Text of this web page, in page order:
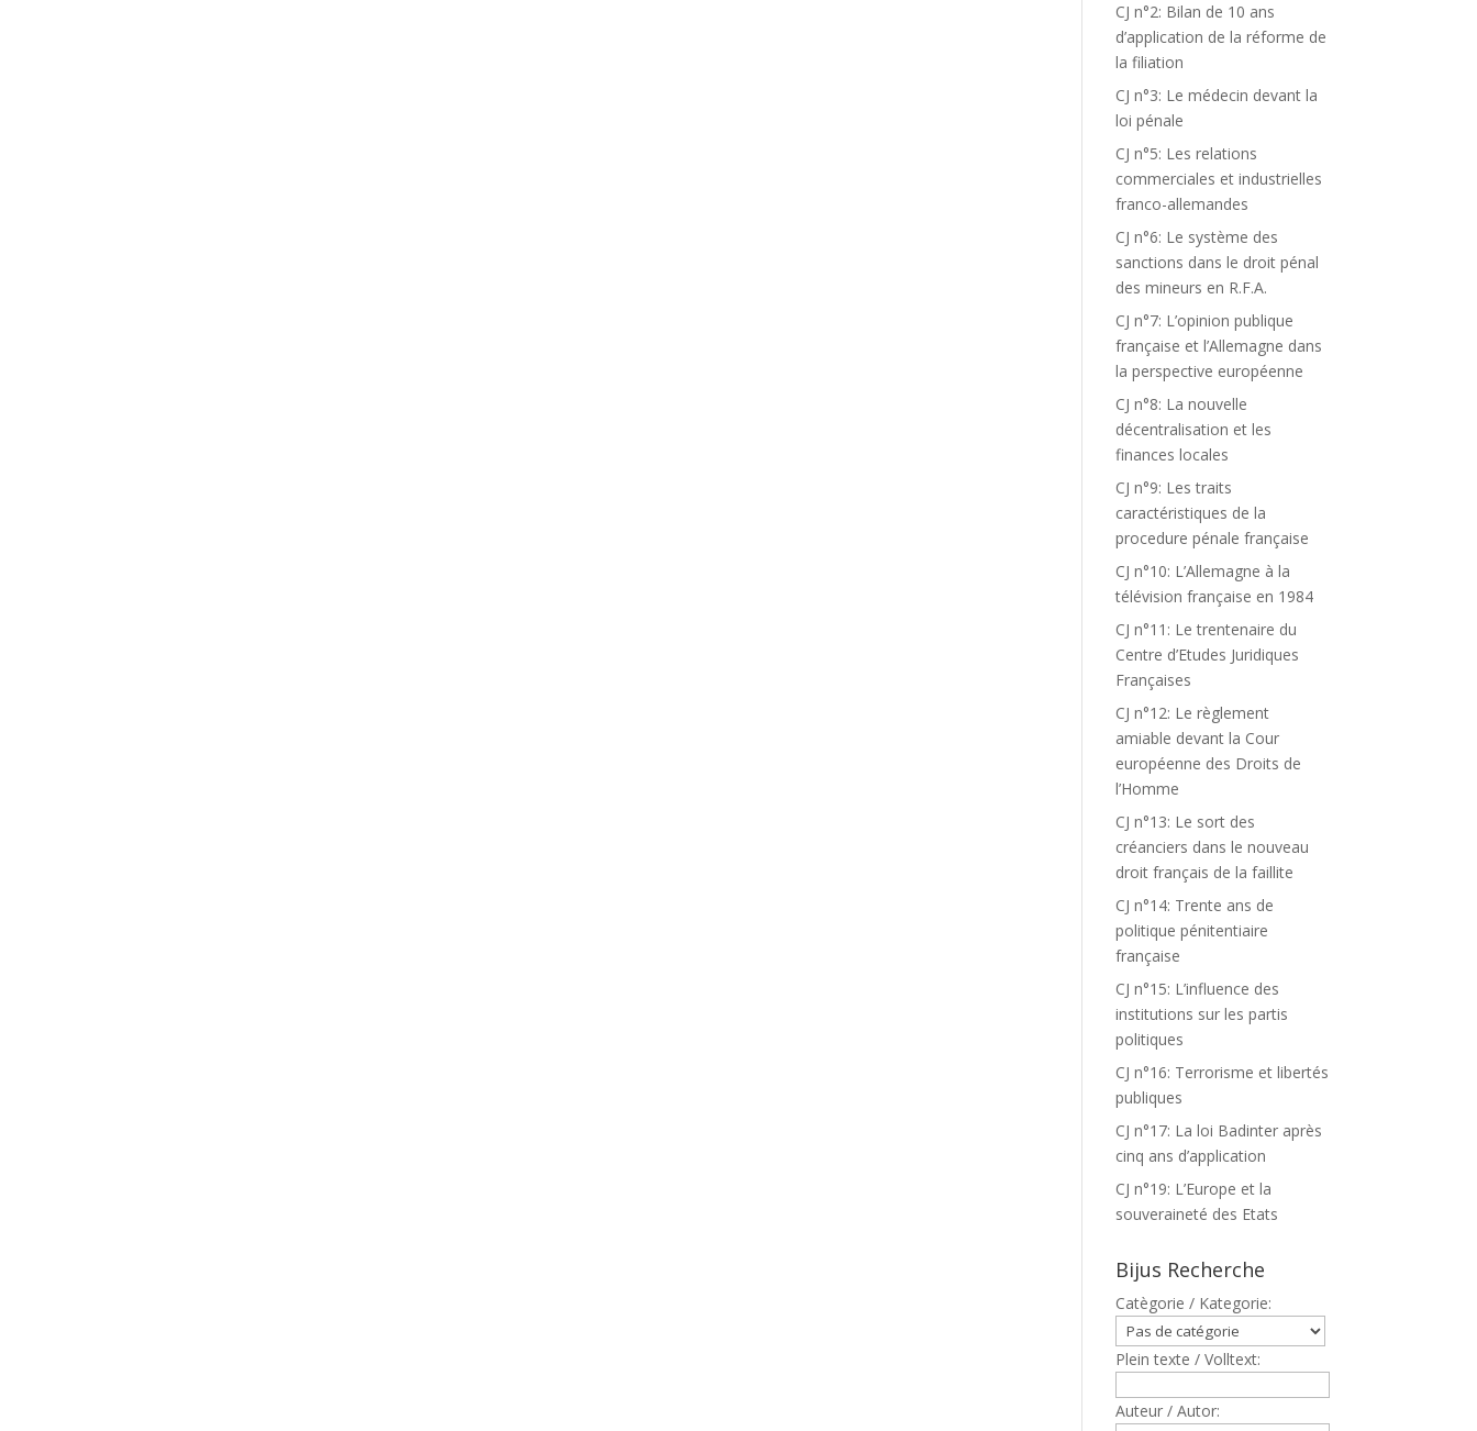
CJ n°2: Bilan de 10 ans
d’application de la réforme de
la filiation
CJ n°3: Le médecin devant la
loi pénale
CJ n°5: Les relations
commerciales et industrielles
franco-allemandes
CJ n°6: Le système des
sanctions dans le droit pénal
des mineurs en R.F.A.
CJ n°7: L’opinion publique
française et l’Allemagne dans
la perspective européenne
CJ n°8: La nouvelle
décentralisation et les
finances locales
CJ n°9: Les traits
caractéristiques de la
procedure pénale française
CJ n°10: L’Allemagne à la
télévision française en 1984
CJ n°11: Le trentenaire du
Centre d’Etudes Juridiques
Françaises
CJ n°12: Le règlement
amiable devant la Cour
européenne des Droits de
l’Homme
CJ n°13: Le sort des
créanciers dans le nouveau
droit français de la faillite
CJ n°14: Trente ans de
politique pénitentiaire
française
CJ n°15: L’influence des
institutions sur les partis
politiques
CJ n°16: Terrorisme et libertés
publiques
CJ n°17: La loi Badinter après
cinq ans d’application
CJ n°19: L’Europe et la
souveraineté des Etats
Bijus Recherche
Catègorie / Kategorie:
Plein texte / Volltext:
Auteur / Autor: